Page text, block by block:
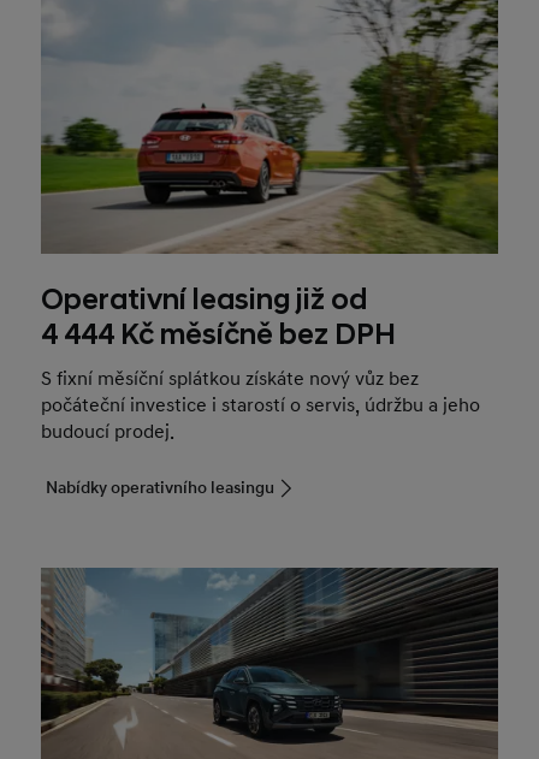
Operativní leasing již od
4 444 Kč měsíčně bez DPH
S fixní měsíční splátkou získáte nový vůz bez
počáteční investice i starostí o servis, údržbu a jeho
budoucí prodej.
Nabídky operativního leasingu